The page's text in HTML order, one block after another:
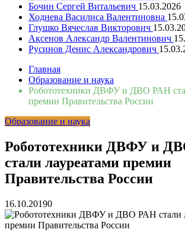
Бочин Сергей Витальевич 15.03.2026
Ходнева Василиса Валентиновна
Глушко Вячеслав Викторович
Аксенов Александр Валентинович
Русинов Денис Александрович
Главная
Образование и наука
Робототехники ДВФУ и ДВО РАН
премии Правительства России
Образование и наука
Робототехники ДВФУ и
стали лауреатами премии
Правительства России
16.10.20190